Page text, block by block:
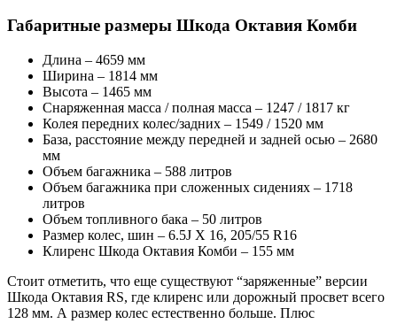
Габаритные размеры Шкода Октавия Комби
Длина – 4659 мм
Ширина – 1814 мм
Высота – 1465 мм
Снаряженная масса / полная масса – 1247 / 1817 кг
Колея передних колес/задних – 1549 / 1520 мм
База, расстояние между передней и задней осью – 2680
мм
Объем багажника – 588 литров
Объем багажника при сложенных сидениях – 1718
литров
Объем топливного бака – 50 литров
Размер колес, шин – 6.5J X 16, 205/55 R16
Клиренс Шкода Октавия Комби – 155 мм
Стоит отметить, что еще существуют “заряженные” версии
Шкода Октавия RS, где клиренс или дорожный просвет всего
128 мм. А размер колес естественно больше. Плюс